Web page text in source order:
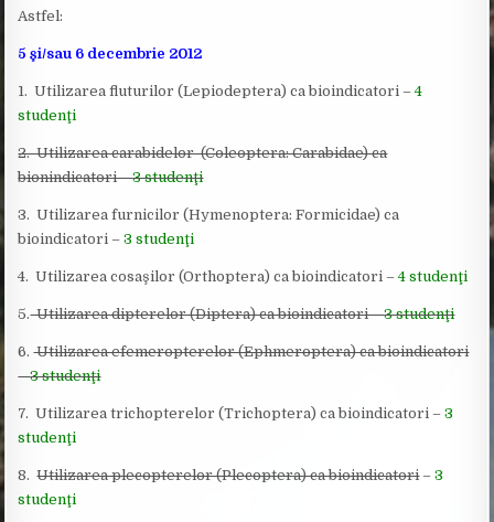
Astfel:
5 şi/sau 6 decembrie 2012
1. Utilizarea fluturilor (Lepiodeptera) ca bioindicatori –4
studenţi
2. Utilizarea carabidelor (Coleoptera: Carabidae) ca
bionindicatori –3 studenţi
3. Utilizarea furnicilor (Hymenoptera: Formicidae) ca
bioindicatori – 3 studenţi
4. Utilizarea cosaşilor (Orthoptera) ca bioindicatori –4 studenţi
5.Utilizarea dipterelor (Diptera) ca bioindicatori –3 studenţi
6.Utilizarea efemeropterelor (Ephmeroptera) ca bioindicatori
–3 studenţi
7. Utilizarea trichopterelor (Trichoptera) ca bioindicatori –3
studenţi
8.Utilizarea plecopterelor (Plecoptera) ca bioindicatori– 3
studenţi